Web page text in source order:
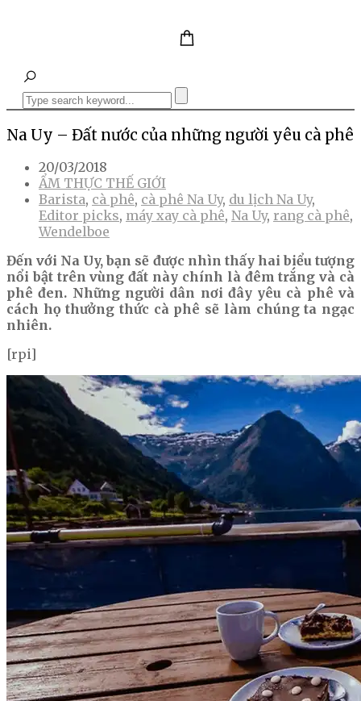
Na Uy – Đất nước của những người yêu cà phê
20/03/2018
ẨM THỰC THẾ GIỚI
Barista, cà phê, cà phê Na Uy, du lịch Na Uy,
Editor picks, máy xay cà phê, Na Uy, rang cà phê,
Wendelboe
Đến với Na Uy, bạn sẽ được nhìn thấy hai biểu tượng
nổi bật trên vùng đất này chính là đêm trắng và cà
phê đen. Những người dân nơi đây yêu cà phê và
cách họ thưởng thức cà phê sẽ làm chúng ta ngạc
nhiên.
[rpi]